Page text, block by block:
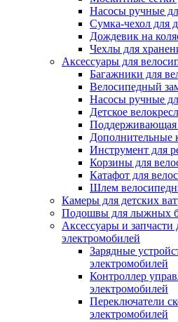
Насосы ручные
Сумка-чехол для
Дождевик на
Чехлы для
Аксессуары для
Багажники для
Велосипедный
Насосы ручные
Детское
Поддерживающая
Дополнительные
Инструмент для
Корзины для
Катафот для
Шлем
Камеры для детских
Подошвы для лыжных
Аксессуары и запчасти
электромобилей
Зарядные
электромобилей
Контроллер
электромобилей
Переключатели
электромобилей